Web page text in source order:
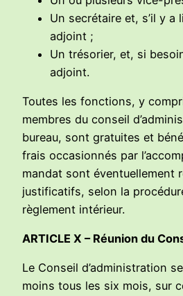
Un secrétaire et, s’il y a
adjoint ;
Un trésorier, et, si
adjoint.
Toutes les fonctions, y
membres du conseil
bureau, sont gratuites et
frais occasionnés par
mandat sont éventuellement
justificatifs, selon la
règlement intérieur.
ARTICLE X – Réunion du
Le Conseil d’administration
moins tous les six mois, sur